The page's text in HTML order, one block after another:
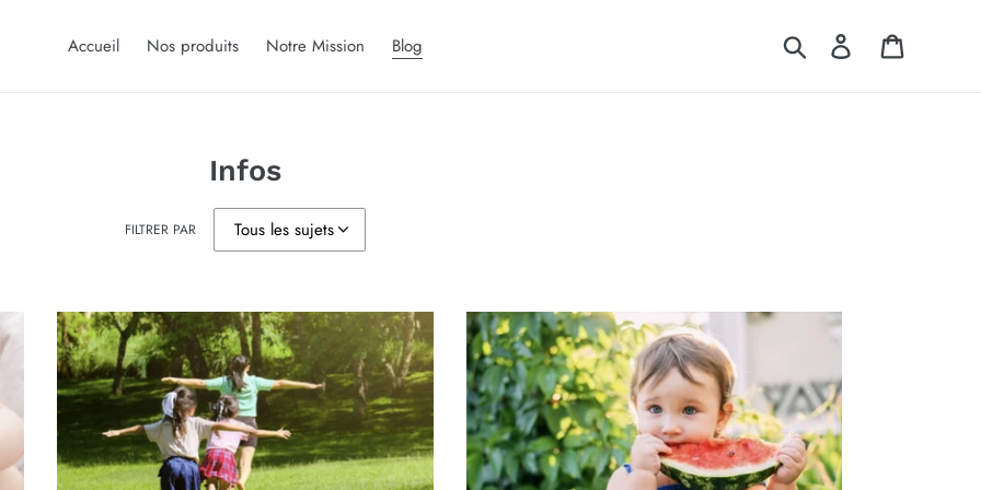
Accueil Nos produits Notre Mission Blog RechercherSe connecter
Infos
FILTRER PAR